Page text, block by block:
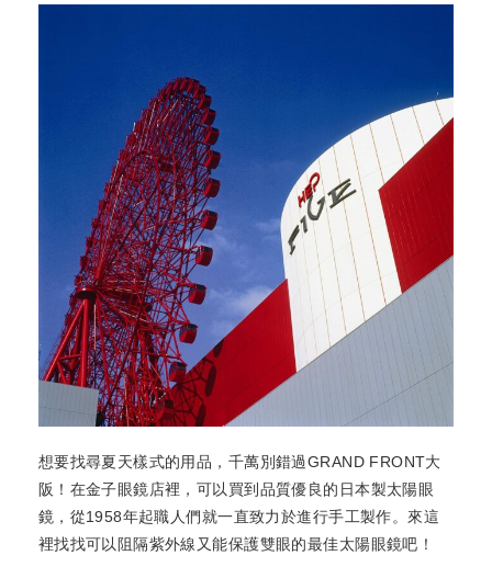
想要找尋夏天樣式的用品，千萬別錯過GRAND FRONT大
阪！在金子眼鏡店裡，可以買到品質優良的日本製太陽眼
鏡，從1958年起職人們就一直致力於進行手工製作。來這
裡找找可以阻隔紫外線又能保護雙眼的最佳太陽眼鏡吧！